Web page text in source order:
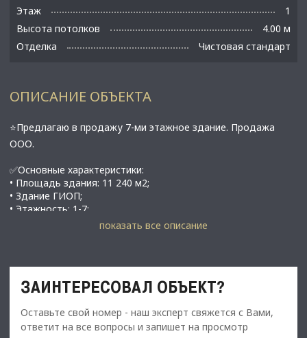
Этаж
1
Высота потолков
4.00 м
Отделка
Чистовая стандарт
ОПИСАНИЕ ОБЪЕКТА
⭐Предлагаю в продажу 7-ми этажное здание. Продажа
ООО.
✅Основные характеристики:
• Площадь здания: 11 240 м2;
• Здание ГИОП;
​​​​​​​• Этажность: 1-7;
• ЗУ в аренде от города на 49 лет от 2009 года. Зона
• Чугунные столбы - ГИОП;
• В здании около 200 арендаторов, 70% из них
зарегистрированы здесь;
показать все описание
ЗАИНТЕРЕСОВАЛ ОБЪЕКТ?
Оставьте свой номер - наш эксперт свяжется с Вами,
ответит на все вопросы и запишет на просмотр